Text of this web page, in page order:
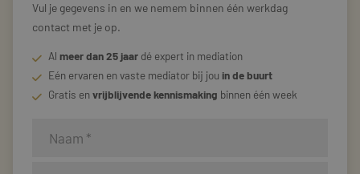
Vul je gegevens in en we nemem binnen één werkdag
contact met je op.
Al meer dan 25 jaar dé expert in mediation
Eén ervaren en vaste mediator bij jou in de buurt
Gratis envrijblijvende kennismaking binnen één week